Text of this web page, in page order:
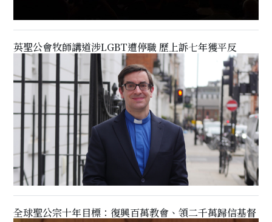
英聖公會牧師講道涉LGBT遭停職 歷上訴七年獲平反
全球聖公宗十年目標：復興百萬教會、領二千萬歸信基督